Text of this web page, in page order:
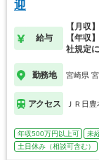
迎
給与
【月収
【年収
社規定
勤務地 宮崎県
アクセス ＪＲ日
年収500万円以上可 未
土日休み（相談可含む）